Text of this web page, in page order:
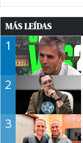
MÁS LEÍDAS
1
2
3